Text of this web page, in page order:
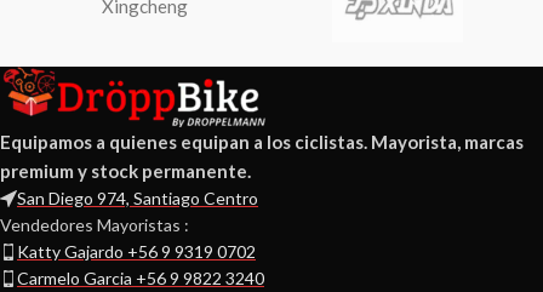
Xingcheng
Equipamos a quienes equipan a los ciclistas. Mayorista, marcas
premium y stock permanente.
San Diego 974, Santiago Centro
Vendedores Mayoristas :
Katty Gajardo +56 9 9319 0702
Carmelo Garcia +56 9 9822 3240